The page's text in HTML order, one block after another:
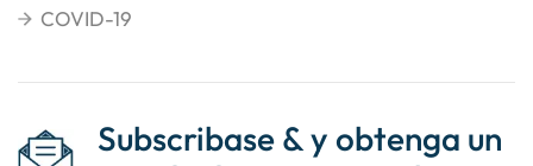
COVID-19
Subscribase & y obtenga un